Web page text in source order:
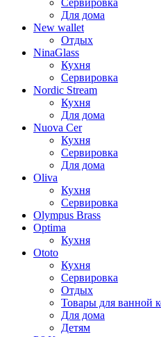
Сервировка
Для дома
New wallet
Отдых
NinaGlass
Кухня
Сервировка
Nordic Stream
Кухня
Для дома
Nuova Cer
Кухня
Сервировка
Для дома
Oliva
Кухня
Сервировка
Olympus Brass
Optima
Кухня
Ototo
Кухня
Сервировка
Отдых
Товары для ванной
Для дома
Детям